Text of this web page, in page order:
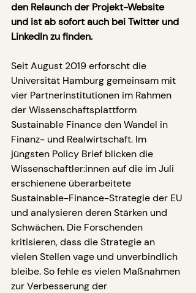
den Relaunch der Projekt-Website
und ist ab sofort auch bei Twitter und
LinkedIn zu finden.
Seit August 2019 erforscht die
Universität Hamburg gemeinsam mit
vier Partnerinstitutionen im Rahmen
der Wissenschaftsplattform
Sustainable Finance den Wandel in
Finanz- und Realwirtschaft. Im
jüngsten Policy Brief blicken die
Wissenschaftler:innen auf die im Juli
erschienene überarbeitete
Sustainable-Finance-Strategie der EU
und analysieren deren Stärken und
Schwächen. Die Forschenden
kritisieren, dass die Strategie an
vielen Stellen vage und unverbindlich
bleibe. So fehle es vielen Maßnahmen
zur Verbesserung der